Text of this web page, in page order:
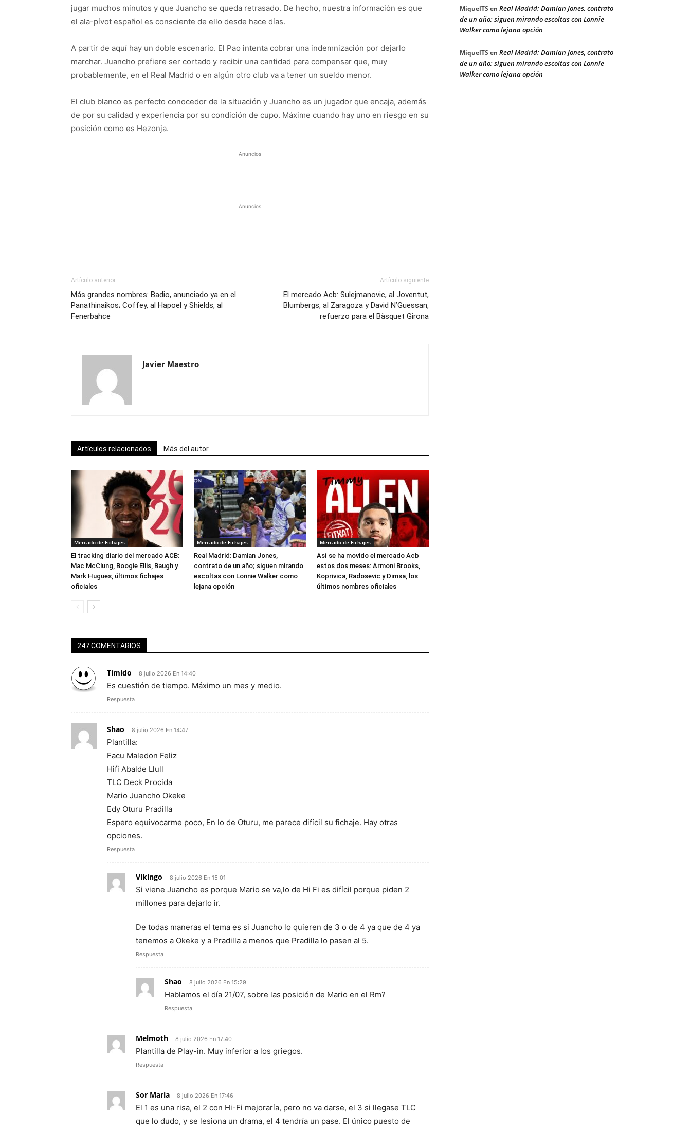
jugar muchos minutos y que Juancho se queda retrasado. De hecho, nuestra información es que
el ala-pívot español es consciente de ello desde hace días.
A partir de aquí hay un doble escenario. El Pao intenta cobrar una indemnización por dejarlo
marchar. Juancho prefiere ser cortado y recibir una cantidad para compensar que, muy
probablemente, en el Real Madrid o en algún otro club va a tener un sueldo menor.
El club blanco es perfecto conocedor de la situación y Juancho es un jugador que encaja, además
de por su calidad y experiencia por su condición de cupo. Máxime cuando hay uno en riesgo en su
posición como es Hezonja.
Anuncios
Anuncios
Artículo anterior
Más grandes nombres: Badio, anunciado ya en el
Panathinaikos; Coffey, al Hapoel y Shields, al
Fenerbahce
Artículo siguiente
El mercado Acb: Sulejmanovic, al Joventut,
Blumbergs, al Zaragoza y David N’Guessan,
refuerzo para el Bàsquet Girona
Javier Maestro
Artículos relacionados Más del autor
Mercado de Fichajes
El tracking diario del mercado ACB:
Mac McClung, Boogie Ellis, Baugh y
Mark Hugues, últimos fichajes
oficiales
Mercado de Fichajes
Real Madrid: Damian Jones,
contrato de un año; siguen mirando
escoltas con Lonnie Walker como
lejana opción
Mercado de Fichajes
Así se ha movido el mercado Acb
estos dos meses: Armoni Brooks,
Koprivica, Radosevic y Dimsa, los
últimos nombres oficiales
247 COMENTARIOS
Tímido 8 julio 2026 En 14:40
Es cuestión de tiempo. Máximo un mes y medio.
Respuesta
Shao 8 julio 2026 En 14:47
Plantilla:
Facu Maledon Feliz
Hifi Abalde Llull
TLC Deck Procida
Mario Juancho Okeke
Edy Oturu Pradilla
Espero equivocarme poco, En lo de Oturu, me parece difícil su fichaje. Hay otras
opciones.
Respuesta
Vikingo 8 julio 2026 En 15:01
Si viene Juancho es porque Mario se va,lo de Hi Fi es difícil porque piden 2
millones para dejarlo ir.
De todas maneras el tema es si Juancho lo quieren de 3 o de 4 ya que de 4 ya
tenemos a Okeke y a Pradilla a menos que Pradilla lo pasen al 5.
Respuesta
Shao 8 julio 2026 En 15:29
Hablamos el día 21/07, sobre las posición de Mario en el Rm?
Respuesta
Melmoth 8 julio 2026 En 17:40
Plantilla de Play-in. Muy inferior a los griegos.
Respuesta
Sor Maria 8 julio 2026 En 17:46
El 1 es una risa, el 2 con Hi-Fi mejoraría, pero no va darse, el 3 si llegase TLC
que lo dudo, y se lesiona un drama, el 4 tendría un pase. El único puesto de
MiquelTS en Real Madrid: Damian Jones, contrato
de un año; siguen mirando escoltas con Lonnie
Walker como lejana opción
MiquelTS en Real Madrid: Damian Jones, contrato
de un año; siguen mirando escoltas con Lonnie
Walker como lejana opción